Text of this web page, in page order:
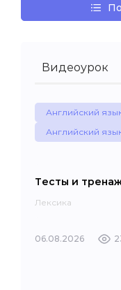
Видеоурок
Английский
Английский
Тесты и
Лексика
06.08.2026